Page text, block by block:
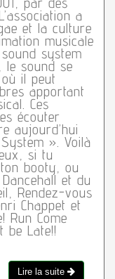
a
et la culture
musicale
system
le sound se
il peut
apportant
Ces
écouter
aujourd’hui
». Voilà
si tu
booty, ou
et du
Rendez-vous
Chappet et
Run Come
be Late!!
Lire la suite